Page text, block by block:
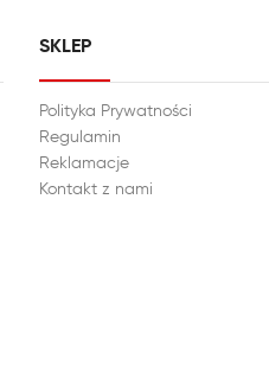
SKLEP
Polityka Prywatności
Regulamin
Reklamacje
Kontakt z nami